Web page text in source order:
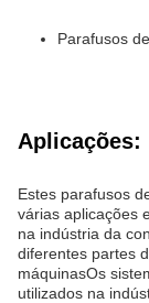
Parafusos
Aplicações:
Estes parafusos
várias aplicações
na indústria da
diferentes partes
máquinasOs
utilizados na